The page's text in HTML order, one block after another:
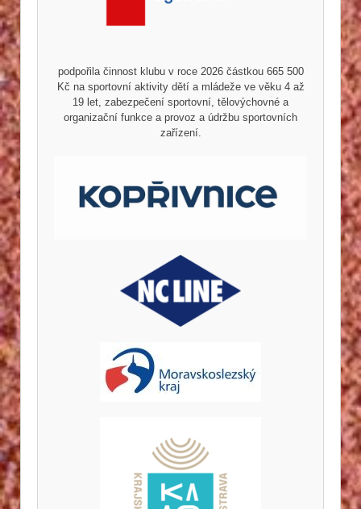
podpořila činnost klubu v roce 2026 částkou 665 500
Kč na sportovní aktivity dětí a mládeže ve věku 4 až
19 let, zabezpečení sportovní, tělovýchovné a
organizační funkce a provoz a údržbu sportovních
zařízení.